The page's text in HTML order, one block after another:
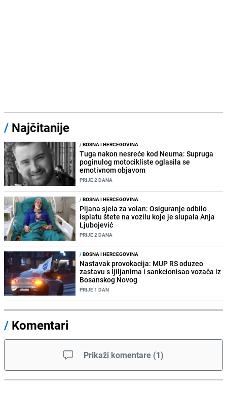
/ Najčitanije
/BOSNA I HERCEGOVINA
Tuga nakon nesreće kod Neuma: Supruga
poginulog motocikliste oglasila se
emotivnom objavom
PRIJE 2 DANA
/BOSNA I HERCEGOVINA
Pijana sjela za volan: Osiguranje odbilo
isplatu štete na vozilu koje je slupala Anja
Ljubojević
PRIJE 2 DANA
/BOSNA I HERCEGOVINA
Nastavak provokacija: MUP RS oduzeo
zastavu s ljiljanima i sankcionisao vozača iz
Bosanskog Novog
PRIJE 1 DAN
/ Komentari
Prikaži komentare (1)